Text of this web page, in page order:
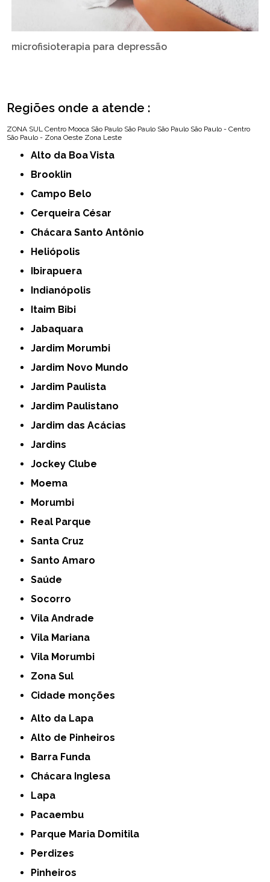
microfisioterapia para depressão
Regiões onde a atende :
ZONA SUL Centro Mooca São Paulo São Paulo São Paulo São Paulo - Centro
São Paulo - Zona Oeste Zona Leste
Alto da Boa Vista
Brooklin
Campo Belo
Cerqueira César
Chácara Santo Antônio
Heliópolis
Ibirapuera
Indianópolis
Itaim Bibi
Jabaquara
Jardim Morumbi
Jardim Novo Mundo
Jardim Paulista
Jardim Paulistano
Jardim das Acácias
Jardins
Jockey Clube
Moema
Morumbi
Real Parque
Santa Cruz
Santo Amaro
Saúde
Socorro
Vila Andrade
Vila Mariana
Vila Morumbi
Zona Sul
cidade monções
Alto da Lapa
Alto de Pinheiros
Barra Funda
Chácara Inglesa
Lapa
Pacaembu
Parque Maria Domitila
Perdizes
Pinheiros